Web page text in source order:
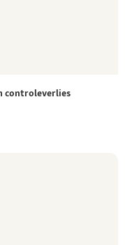
controleverlies